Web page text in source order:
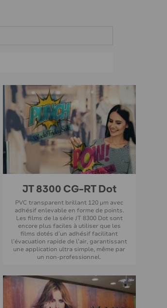
JT 8300 CG-RT Dot
PVC transparent brillant 120 µm avec
adhésif enlevable en forme de points.
Les films de la série JT 8300 Dot sont
encore plus faciles à utiliser que les
films dotés d’un adhésif facilitant
l’évacuation rapide de l’air, garantissant
une application ultra simple, même par
un non-professionnel.